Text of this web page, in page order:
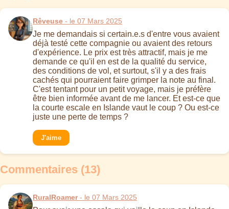
Rêveuse - le 07 Mars 2025
Je me demandais si certain.e.s d'entre vous avaient
déjà testé cette compagnie ou avaient des retours
d'expérience. Le prix est très attractif, mais je me
demande ce qu'il en est de la qualité du service,
des conditions de vol, et surtout, s'il y a des frais
cachés qui pourraient faire grimper la note au final.
C'est tentant pour un petit voyage, mais je préfère
être bien informée avant de me lancer. Et est-ce que
la courte escale en Islande vaut le coup ? Ou est-ce
juste une perte de temps ?
J'aime
Commentaires (13)
RuralRoamer- le 07 Mars 2025